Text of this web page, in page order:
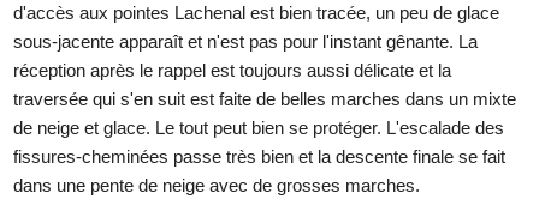
d'accès aux pointes Lachenal est bien tracée, un peu de glace
sous-jacente apparaît et n'est pas pour l'instant gênante. La
réception après le rappel est toujours aussi délicate et la
traversée qui s'en suit est faite de belles marches dans un mixte
de neige et glace. Le tout peut bien se protéger. L'escalade des
fissures-cheminées passe très bien et la descente finale se fait
dans une pente de neige avec de grosses marches.